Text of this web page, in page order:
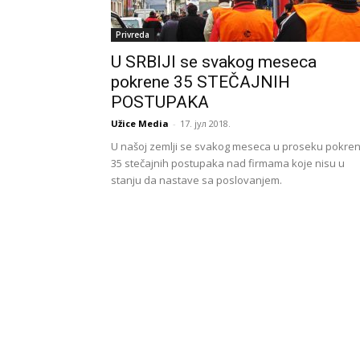
Privreda
U SRBIJI se svakog meseca
pokrene 35 STEČAJNIH
POSTUPAKA
Užice Media - 17. јул 2018.
U našoj zemlji se svakog meseca u proseku
35 stečajnih postupaka nad firmama koje nisu u
stanju da nastave sa poslovanjem.